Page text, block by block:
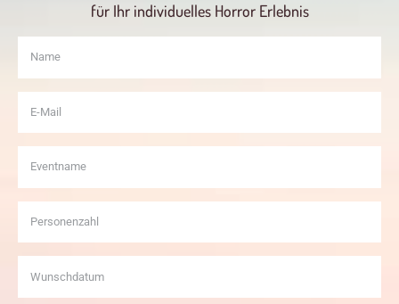
für Ihr individuelles Horror Erlebnis